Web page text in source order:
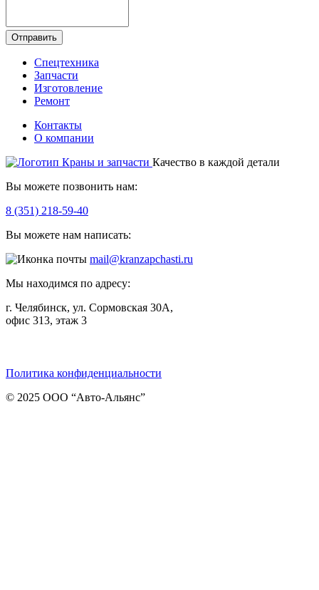
Отправить
Спецтехника
Запчасти
Изготовление
Ремонт
Контакты
О компании
Качество в каждой детали
Вы можете позвонить нам:
8 (351) 218-59-40
Вы можете нам написать:
mail@kranzapchasti.ru
Мы находимся по адресу:
г. Челябинск, ул. Сормовская 30А,
офис 313, этаж 3
Политика конфиденциальности
© 2025 ООО “Авто-Альянс”